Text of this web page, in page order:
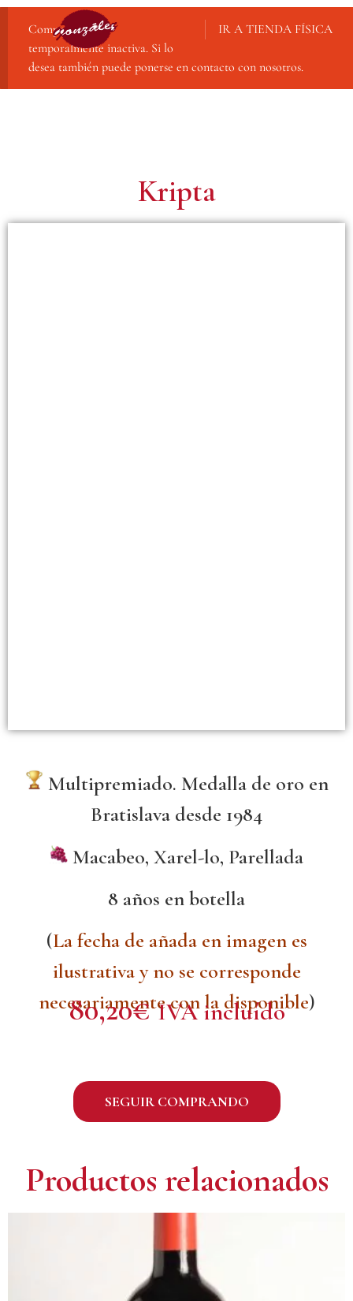
IR A TIENDA FÍSICA
Compra online
temporalmente inactiva. Si lo
desea también puede ponerse en contacto con nosotros.
Kripta
Multipremiado. Medalla de oro en
Bratislava desde 1984
Macabeo, Xarel-lo, Parellada
8 años en botella
(La fecha de añada en imagen es
ilustrativa y no se corresponde
necesariamente con la disponible)
80,20€ IVA incluído
SEGUIR COMPRANDO
Productos relacionados